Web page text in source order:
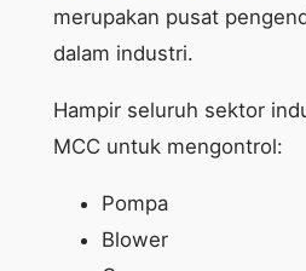
merupakan pusat
dalam industri.
Hampir seluruh sektor
MCC untuk mengontrol:
Pompa
Blower